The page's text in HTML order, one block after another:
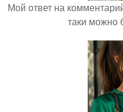
Мой ответ на
таки можно